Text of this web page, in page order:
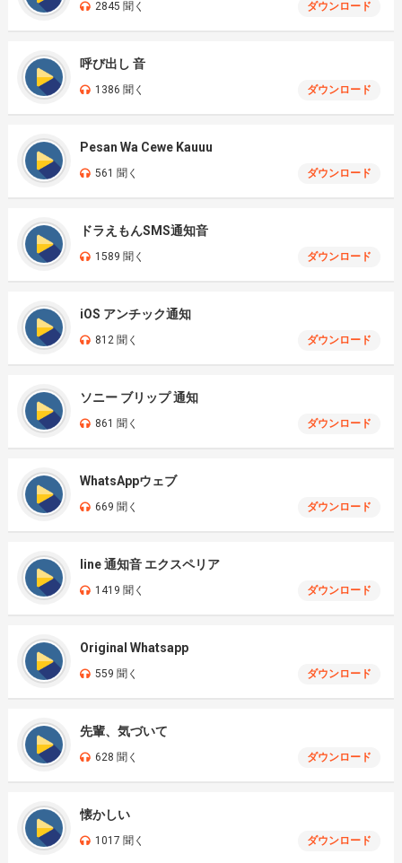
2845 聞く ダウンロード
呼び出し 音
1386 聞く ダウンロード
Pesan Wa Cewe Kauuu
561 聞く ダウンロード
ドラえもんSMS通知音
1589 聞く ダウンロード
iOS アンチック通知
812 聞く ダウンロード
ソニー ブリップ 通知
861 聞く ダウンロード
WhatsAppウェブ
669 聞く ダウンロード
line 通知音 エクスペリア
1419 聞く ダウンロード
Original Whatsapp
559 聞く ダウンロード
先輩、気づいて
628 聞く ダウンロード
懐かしい
1017 聞く ダウンロード